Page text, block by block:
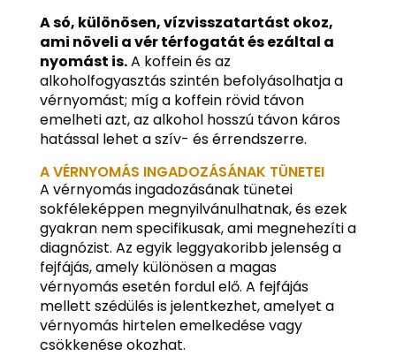
A só, különösen, vízvisszatartást okoz,
ami növeli a vér térfogatát és ezáltal a
nyomást is.A koffein és az
alkoholfogyasztás szintén befolyásolhatja a
vérnyomást; míg a koffein rövid távon
emelheti azt, az alkohol hosszú távon káros
hatással lehet a szív- és érrendszerre.
A VÉRNYOMÁS INGADOZÁSÁNAK TÜNETEI
A vérnyomás ingadozásának tünetei
sokféleképpen megnyilvánulhatnak, és ezek
gyakran nem specifikusak, ami megnehezíti a
diagnózist. Az egyik leggyakoribb jelenség a
fejfájás, amely különösen a magas
vérnyomás esetén fordul elő. A fejfájás
mellett szédülés is jelentkezhet, amelyet a
vérnyomás hirtelen emelkedése vagy
csökkenése okozhat.